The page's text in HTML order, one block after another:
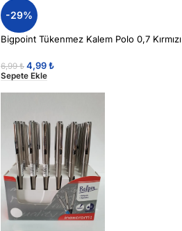
-29%
Bigpoint Tükenmez Kalem Polo 0,7 Kırmızı
6,99₺ 4,99₺
Sepete Ekle